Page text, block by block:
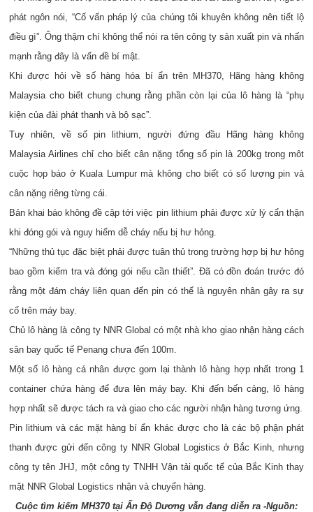
phát ngôn nói, “Cố vấn pháp lý của chúng tôi khuyên không nên tiết lộ
điều gì”. Ông thậm chí không thể nói ra tên công ty sản xuất pin và nhấn
mạnh rằng đây là vấn đề bí mật.
Khi được hỏi về số hàng hóa bí ẩn trên MH370, Hãng hàng không
Malaysia cho biết chung chung rằng phần còn lại của lô hàng là “phụ
kiện của đài phát thanh và bộ sạc”.
Tuy nhiên, về số pin lithium, người đứng đầu Hãng hàng không
Malaysia Airlines chỉ cho biết cân nặng tổng số pin là 200kg trong môt
cuộc họp báo ở Kuala Lumpur mà không cho biết có số lượng pin và
cân nặng riêng từng cái.
Bản khai báo không đề cập tới việc pin lithium phải được xử lý cẩn thận
khi đóng gói và nguy hiểm dễ cháy nếu bị hư hỏng.
“Những thủ tục đặc biệt phải được tuân thủ trong trường hợp bị hư hỏng
bao gồm kiểm tra và đóng gói nếu cần thiết”. Đã có đồn đoán trước đó
rằng một đám cháy liên quan đến pin có thể là nguyên nhân gây ra sự
cố trên máy bay.
Chủ lô hàng là công ty NNR Global có một nhà kho giao nhận hàng cách
sân bay quốc tế Penang chưa đến 100m.
Một số lô hàng cá nhân được gom lại thành lô hàng hợp nhất trong 1
container chứa hàng để đưa lên máy bay. Khi đến bến cảng, lô hàng
hợp nhất sẽ được tách ra và giao cho các người nhận hàng tương ứng.
Pin lithium và các mặt hàng bí ẩn khác được cho là các bộ phận phát
thanh được gửi đến công ty NNR Global Logistics ở Bắc Kinh, nhưng
công ty tên JHJ, một công ty TNHH Vận tải quốc tế của Bắc Kinh thay
mặt NNR Global Logistics nhận và chuyển hàng.
Cuộc tìm kiếm MH370 tại Ấn Độ Dương vẫn đang diễn ra -Nguồn: